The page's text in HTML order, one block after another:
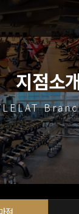
지점소
점